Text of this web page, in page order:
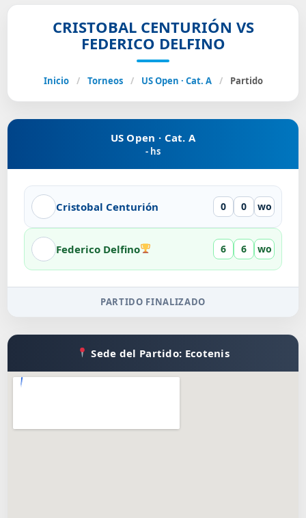
CRISTOBAL CENTURIÓN VS
FEDERICO DELFINO
Inicio / Torneos / US Open · Cat. A / Partido
US Open · Cat. A
- hs
Cristobal Centurión 0 0 wo
Federico Delfino 6 6 wo
PARTIDO FINALIZADO
Sede del Partido: Ecotenis